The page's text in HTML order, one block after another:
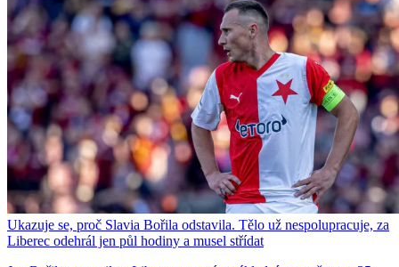
Ukazuje se, proč Slavia Bořila odstavila. Tělo už nespolupracuje, za
Liberec odehrál jen půl hodiny a musel střídat